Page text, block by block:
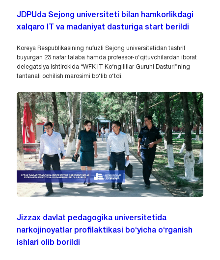
JDPUda Sejong universiteti bilan hamkorlikdagi
xalqaro IT va madaniyat dasturiga start berildi
Koreya Respublikasining nufuzli Sejong universitetidan tashrif
buyurgan 23 nafar talaba hamda professor-o‘qituvchilardan iborat
delegatsiya ishtirokida “WFK IT Ko‘ngillilar Guruhi Dasturi”ning
tantanali ochilish marosimi bo‘lib o‘tdi.
Jizzax davlat pedagogika universitetida
narkojinoyatlar profilaktikasi bo‘yicha o‘rganish
ishlari olib borildi